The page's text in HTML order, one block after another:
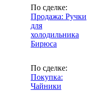
По сделке:
Продажа: Ручки
для
холодильника
Бирюса
По сделке:
Покупка:
Чайники